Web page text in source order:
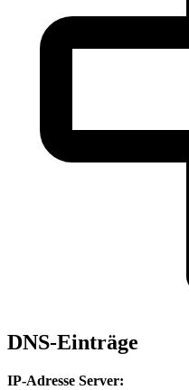
DNS-Einträge
IP-Adresse Server: